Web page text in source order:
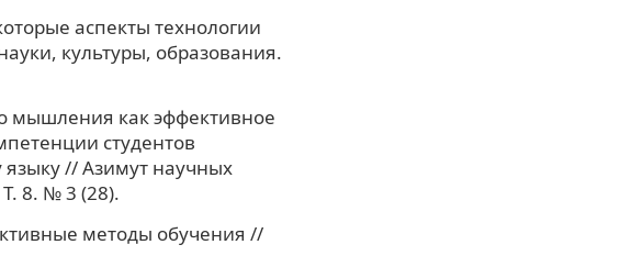
аспекты технологии
культуры, образования.
мышления как эффективное
студентов
// Азимут научных
8. № 3 (28).
методы обучения //